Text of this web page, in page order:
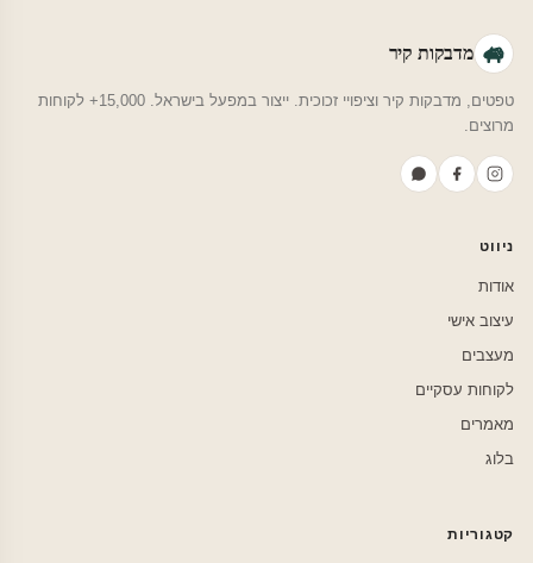
מדבקות קיר
טפטים, מדבקות קיר וציפויי זכוכית. ייצור במפעל בישראל. 15,000+ לקוחות
מרוצים.
ניווט
אודות
עיצוב אישי
מעצבים
לקוחות עסקיים
מאמרים
בלוג
קטגוריות